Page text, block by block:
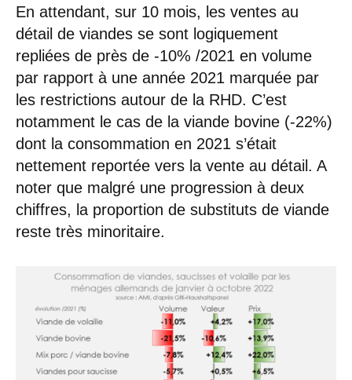
En attendant, sur 10 mois, les ventes au
détail de viandes se sont logiquement
repliées de près de -10% /2021 en volume
par rapport à une année 2021 marquée par
les restrictions autour de la RHD. C’est
notamment le cas de la viande bovine (-22%)
dont la consommation en 2021 s’était
nettement reportée vers la vente au détail. A
noter que malgré une progression à deux
chiffres, la proportion de substituts de viande
reste très minoritaire.